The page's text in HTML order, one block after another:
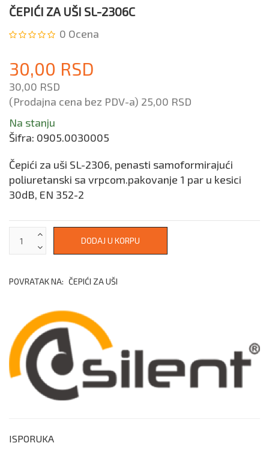
ČEPIĆI ZA UŠI SL-2306C
0 Ocena
30,00 RSD
30,00 RSD
(Prodajna cena bez PDV-a) 25,00 RSD
Na stanju
Šifra: 0905.0030005
Čepići za uši SL-2306, penasti samoformirajući
poliuretanski sa vrpcom.pakovanje 1 par u kesici
30dB, EN 352-2
POVRATAK NA: ČEPIĆI ZA UŠI
ISPORUKA